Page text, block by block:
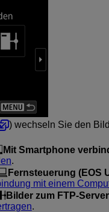
) wechseln Sie den
Mit Smartphone
.
Fernsteuerung (EOS
mit einem
Bilder zum FTP-
.